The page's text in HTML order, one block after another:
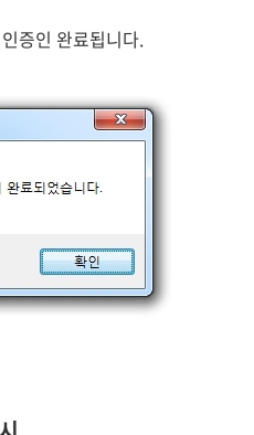
증인 완료됩니다.